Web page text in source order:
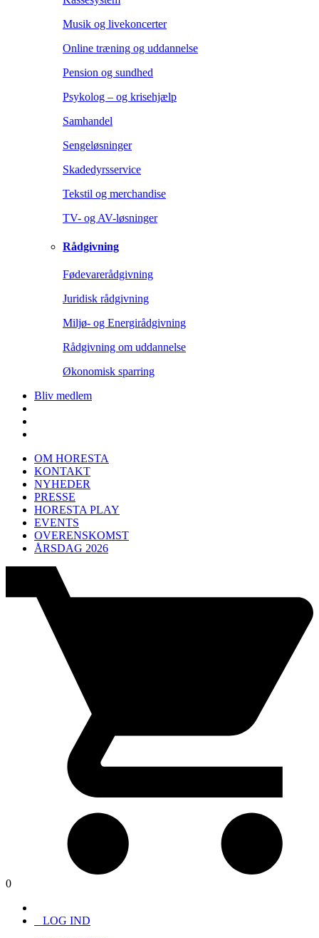
Musik og livekoncerter
Online træning og uddannelse
Pension og sundhed
Psykolog – og krisehjælp
Samhandel
Sengeløsninger
Skadedyrsservice
Tekstil og merchandise
TV- og AV-løsninger
Rådgivning
Fødevarerådgivning
Juridisk rådgivning
Miljø- og Energirådgivning
Rådgivning om uddannelse
Økonomisk sparring
Bliv medlem
OM HORESTA
KONTAKT
NYHEDER
PRESSE
HORESTA PLAY
EVENTS
OVERENSKOMST
ÅRSDAG 2026
0
LOG IND